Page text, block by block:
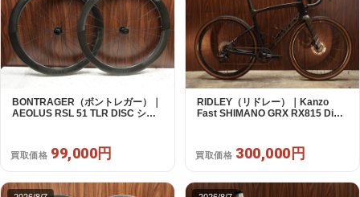
BONTRAGER（ボントレガー）｜
AEOLUS RSL 51 TLR DISC シマ
買取価格 99,000円
RIDLEY（リドレー）｜Kanzo
Fast SHIMANO GRX RX815 Di2
買取価格 300,000円